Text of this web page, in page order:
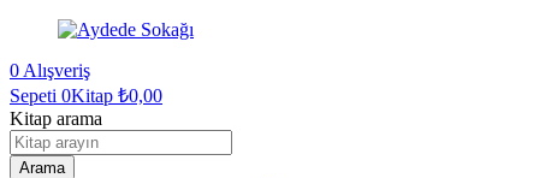
0 Alışveriş
Sepeti 0Kitap ₺0,00
Kitap arama
Arama